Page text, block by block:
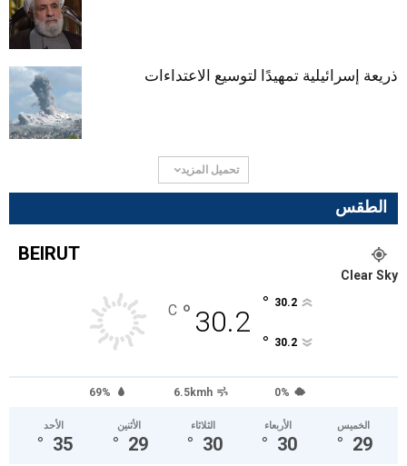
ذريعة إسرائيلية تمهيدًا لتوسيع الاعتداءات
تحميل المزيد
الطقس
BEIRUT
Clear Sky
30.2
°
C 30.2
°
30.2
°
69% 6.5kmh 0%
الأحد
35
°
الأثنين
29
°
الثلاثاء
30
°
الأربعاء
30
°
الخميس
29
°